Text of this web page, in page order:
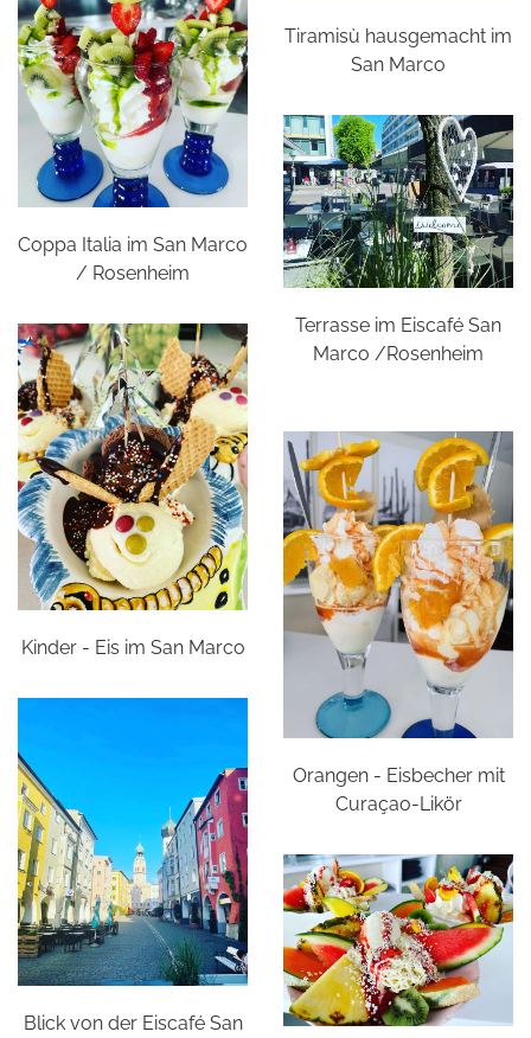
Tiramisù hausgemacht im
San Marco
Terrasse im Eiscafé San
Marco /Rosenheim
Coppa Italia im San Marco
/ Rosenheim
Orangen - Eisbecher mit
Curaçao-Likör
Kinder - Eis im San Marco
Blick von der Eiscafé San